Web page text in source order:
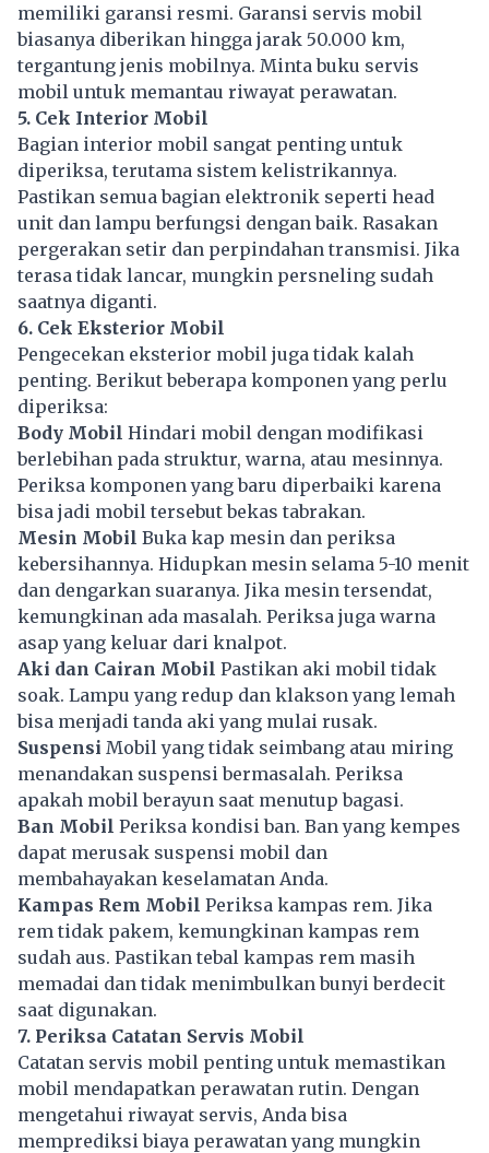
memiliki garansi resmi. Garansi servis mobil
biasanya diberikan hingga jarak 50.000 km,
tergantung jenis mobilnya. Minta buku servis
mobil untuk memantau riwayat perawatan.
5. Cek Interior Mobil
Bagian interior mobil sangat penting untuk
diperiksa, terutama sistem kelistrikannya.
Pastikan semua bagian elektronik seperti head
unit dan lampu berfungsi dengan baik. Rasakan
pergerakan setir dan perpindahan transmisi. Jika
terasa tidak lancar, mungkin persneling sudah
saatnya diganti.
6. Cek Eksterior Mobil
Pengecekan eksterior mobil juga tidak kalah
penting. Berikut beberapa komponen yang perlu
diperiksa:
Body Mobil Hindari mobil dengan modifikasi
berlebihan pada struktur, warna, atau mesinnya.
Periksa komponen yang baru diperbaiki karena
bisa jadi mobil tersebut bekas tabrakan.
Mesin Mobil Buka kap mesin dan periksa
kebersihannya. Hidupkan mesin selama 5-10 menit
dan dengarkan suaranya. Jika mesin tersendat,
kemungkinan ada masalah. Periksa juga warna
asap yang keluar dari knalpot.
Aki dan Cairan Mobil Pastikan aki mobil tidak
soak. Lampu yang redup dan klakson yang lemah
bisa menjadi tanda aki yang mulai rusak.
Suspensi Mobil yang tidak seimbang atau miring
menandakan suspensi bermasalah. Periksa
apakah mobil berayun saat menutup bagasi.
Ban Mobil Periksa kondisi ban. Ban yang kempes
dapat merusak suspensi mobil dan
membahayakan keselamatan Anda.
Kampas Rem Mobil Periksa kampas rem. Jika
rem tidak pakem, kemungkinan kampas rem
sudah aus. Pastikan tebal kampas rem masih
memadai dan tidak menimbulkan bunyi berdecit
saat digunakan.
7. Periksa Catatan Servis Mobil
Catatan servis mobil penting untuk memastikan
mobil mendapatkan perawatan rutin. Dengan
mengetahui riwayat servis, Anda bisa
memprediksi biaya perawatan yang mungkin